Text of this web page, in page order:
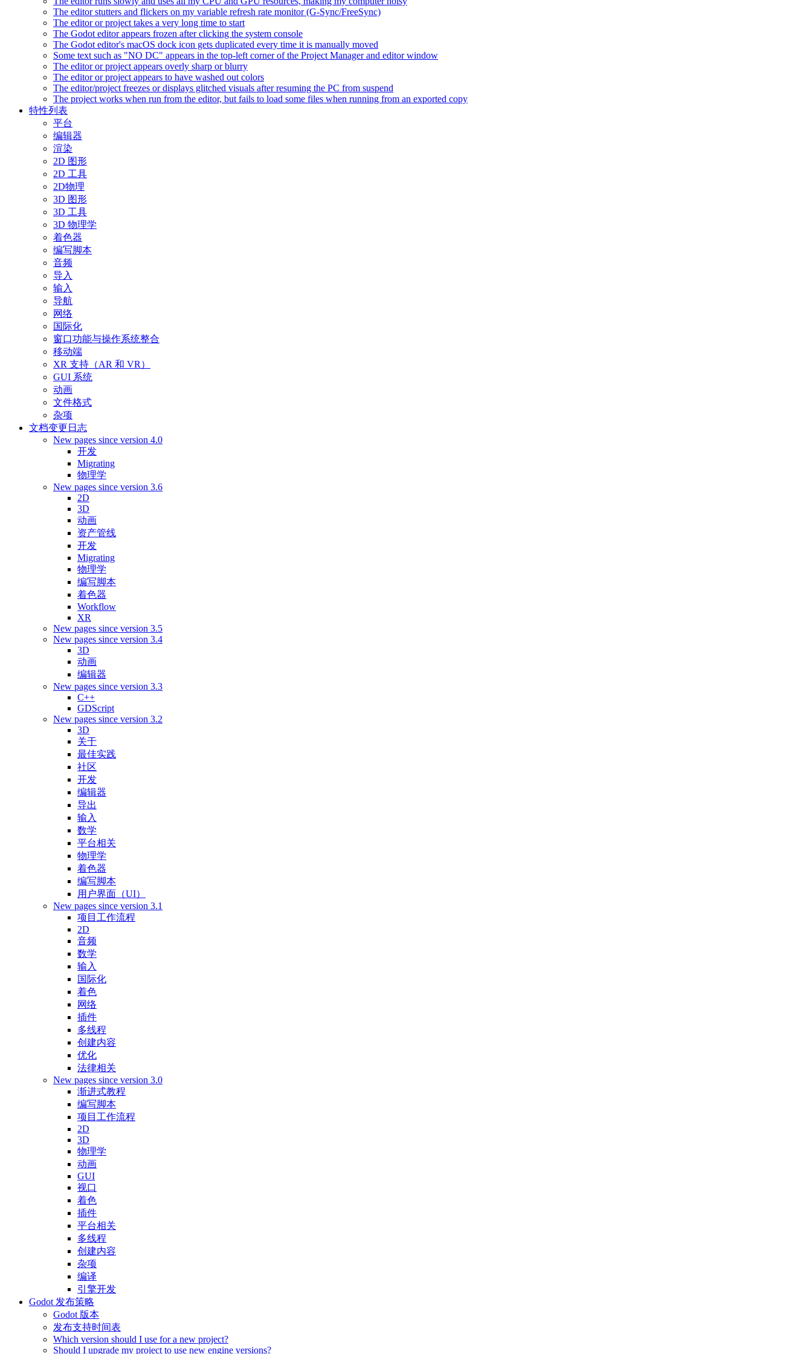
The editor stutters and flickers on my variable refresh rate monitor (G-Sync/FreeSync)
The editor or project takes a very long time to start
The Godot editor appears frozen after clicking the system console
The Godot editor's macOS dock icon gets duplicated every time it is manually moved
Some text such as "NO DC" appears in the top-left corner of the Project Manager and editor window
The editor or project appears overly sharp or blurry
The editor or project appears to have washed out colors
The editor/project freezes or displays glitched visuals after resuming the PC from suspend
The project works when run from the editor, but fails to load some files when running from an exported copy
特性列表
平台
编辑器
渲染
2D 图形
2D 工具
2D物理
3D 图形
3D 工具
3D 物理学
着色器
编写脚本
音频
导入
输入
导航
网络
国际化
窗口功能与操作系统整合
移动端
XR 支持（AR 和 VR）
GUI 系统
动画
文件格式
杂项
文档变更日志
New pages since version 4.0
开发
Migrating
物理学
New pages since version 3.6
2D
3D
动画
资产管线
开发
Migrating
物理学
编写脚本
着色器
Workflow
XR
New pages since version 3.5
New pages since version 3.4
3D
动画
编辑器
New pages since version 3.3
C++
GDScript
New pages since version 3.2
3D
关于
最佳实践
社区
开发
编辑器
导出
输入
数学
平台相关
物理学
着色器
编写脚本
用户界面（UI）
New pages since version 3.1
项目工作流程
2D
音频
数学
输入
国际化
着色
网络
插件
多线程
创建内容
优化
法律相关
New pages since version 3.0
渐进式教程
编写脚本
项目工作流程
2D
3D
物理学
动画
GUI
视口
着色
插件
平台相关
多线程
创建内容
杂项
编译
引擎开发
Godot 发布策略
Godot 版本
发布支持时间表
Which version should I use for a new project?
Should I upgrade my project to use new engine versions?